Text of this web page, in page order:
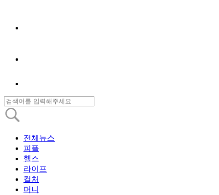
전체뉴스
피플
헬스
라이프
컬처
머니